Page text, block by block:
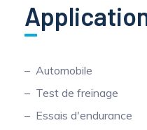
Automobile
Test de freinage
Essais d'endurance